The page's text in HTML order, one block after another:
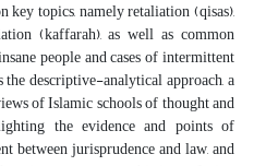
topics, namely retaliation (qisas),
(kaffarah), as well as common
people and cases of intermittent
descriptive-analytical approach, a
of Islamic schools of thought and
the evidence and points of
between jurisprudence and law, and